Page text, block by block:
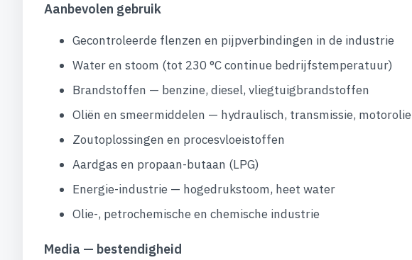
Aanbevolen gebruik
Gecontroleerde flenzen en pijpverbindingen in de industrie
Water en stoom (tot 230 °C continue bedrijfstemperatuur)
Brandstoffen — benzine, diesel, vliegtuigbrandstoffen
Oliën en smeermiddelen — hydraulisch, transmissie, motorolie
Zoutoplossingen en procesvloeistoffen
Aardgas en propaan-butaan (LPG)
Energie-industrie — hogedrukstoom, heet water
Olie-, petrochemische en chemische industrie
Media — bestendigheid